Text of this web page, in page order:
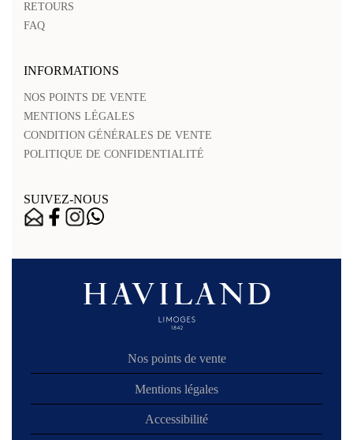
RETOURS
FAQ
INFORMATIONS
NOS POINTS DE VENTE
MENTIONS LÉGALES
CONDITION GÉNÉRALES DE VENTE
POLITIQUE DE CONFIDENTIALITÉ
SUIVEZ-NOUS
Nos points de vente
Mentions légales
Accessibilité